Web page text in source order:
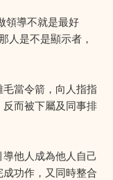
領導不就是最好
人是不是顯示者，
當令箭，向人指指
而被下屬及同事排
他人成為他人自己
功作，又同時整合